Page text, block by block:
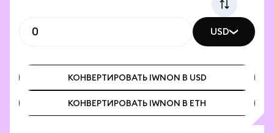
USD
КОНВЕРТИРОВАТЬ IWNON В USD
КОНВЕРТИРОВАТЬ IWNON В USD
КОНВЕРТИРОВАТЬ IWNON В ETH